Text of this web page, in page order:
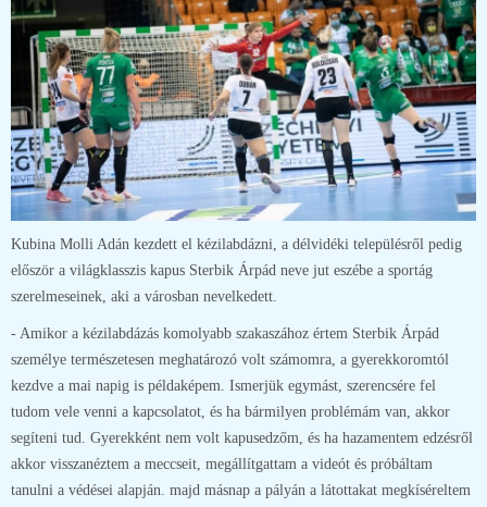
Kubina Molli Adán kezdett el kézilabdázni, a délvidéki településről pedig
először a világklasszis kapus Sterbik Árpád neve jut eszébe a sportág
szerelmeseinek, aki a városban nevelkedett.
- Amikor a kézilabdázás komolyabb szakaszához értem Sterbik Árpád
személye természetesen meghatározó volt számomra, a gyerekkoromtól
kezdve a mai napig is példaképem. Ismerjük egymást, szerencsére fel
tudom vele venni a kapcsolatot, és ha bármilyen problémám van, akkor
segíteni tud. Gyerekként nem volt kapusedzőm, és ha hazamentem edzésről
akkor visszanéztem a meccseit, megállítgattam a videót és próbáltam
tanulni a védései alapján. majd másnap a pályán a látottakat megkíséreltem